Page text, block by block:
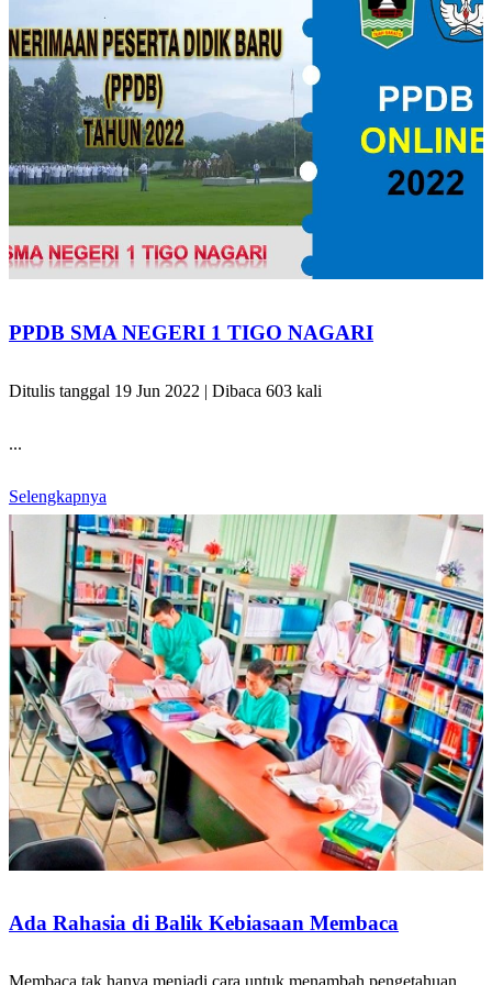
PPDB SMA NEGERI 1 TIGO NAGARI
Ditulis tanggal 19 Jun 2022 | Dibaca 603 kali
...
Selengkapnya
Ada Rahasia di Balik Kebiasaan Membaca